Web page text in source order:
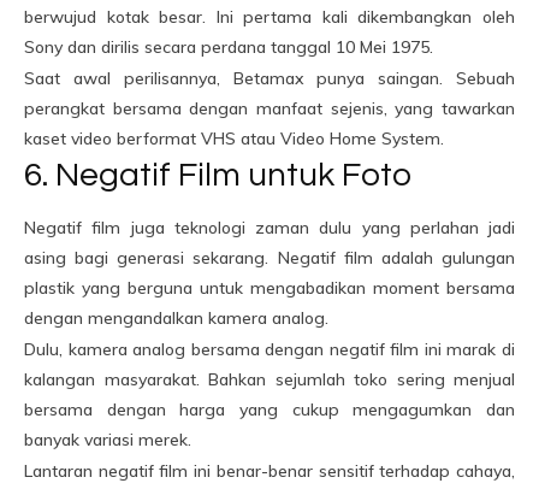
berwujud kotak besar. Ini pertama kali dikembangkan oleh
Sony dan dirilis secara perdana tanggal 10 Mei 1975.
Saat awal perilisannya, Betamax punya saingan. Sebuah
perangkat bersama dengan manfaat sejenis, yang tawarkan
kaset video berformat VHS atau Video Home System.
6. Negatif Film untuk Foto
Negatif film juga teknologi zaman dulu yang perlahan jadi
asing bagi generasi sekarang. Negatif film adalah gulungan
plastik yang berguna untuk mengabadikan moment bersama
dengan mengandalkan kamera analog.
Dulu, kamera analog bersama dengan negatif film ini marak di
kalangan masyarakat. Bahkan sejumlah toko sering menjual
bersama dengan harga yang cukup mengagumkan dan
banyak variasi merek.
Lantaran negatif film ini benar-benar sensitif terhadap cahaya,